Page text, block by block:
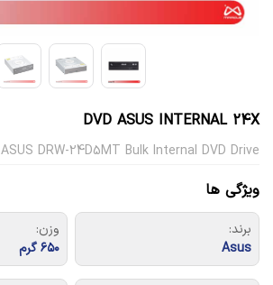
DVD ASUS INTERNAL 24X
ASUS DRW-24D5MT Bulk Internal DVD Drive
ویژگی ها
برند:
Asus
وزن:
۶۵۰ گرم